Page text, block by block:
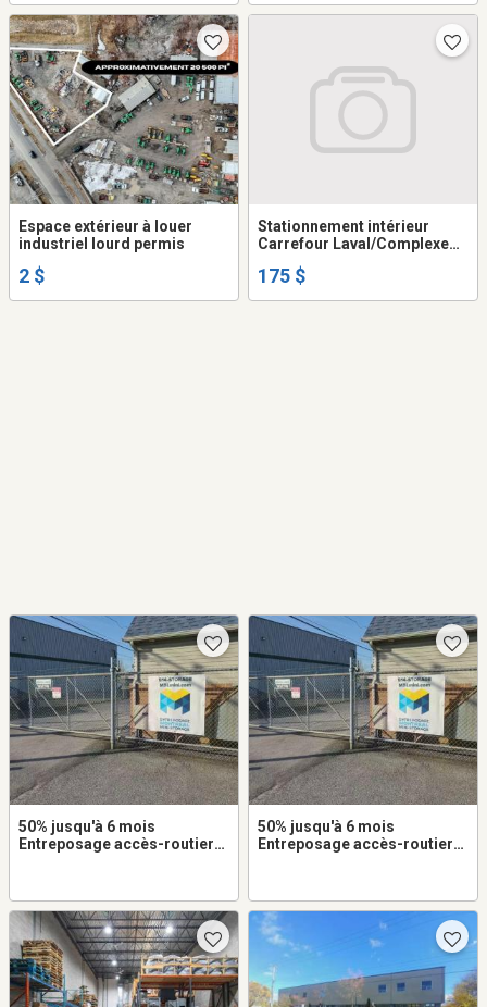
Espace extérieur à louer
industriel lourd permis
2 $
Stationnement intérieur
Carrefour Laval/Complexe
175 $
50% jusqu'à 6 mois
Entreposage accès-routier
50% jusqu'à 6 mois
Entreposage accès-routier